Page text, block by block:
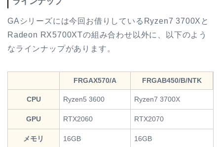
GAシリーズには今回お借りしているRyzen7 3700Xと
Radeon RX5700XTの組み合わせ以外に、以下のよう
なラインナップがあります。
FRGAX570/A FRGAB450/B/NTK
CPU Ryzen5 3600 Ryzen7 3700X
GPU RTX2060 RTX2070
メモリ 16GB 16GB